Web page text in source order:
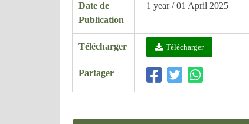
Date de
Publication
1 year / 01 April 2025
Télécharger Télécharger
Partager